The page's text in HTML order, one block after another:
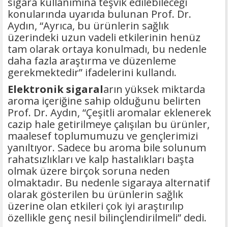
konularında uyarıda bulunan Prof. Dr.
Aydın, “Ayrıca, bu ürünlerin sağlık
üzerindeki uzun vadeli etkilerinin henüz
tam olarak ortaya konulmadı, bu nedenle
daha fazla araştırma ve düzenleme
gerekmektedir” ifadelerini kullandı.
Elektronik sigaraların yüksek miktarda
aroma içeriğine sahip olduğunu belirten
Prof. Dr. Aydın, “Çeşitli aromalar eklenerek
cazip hale getirilmeye çalışılan bu ürünler,
maalesef toplumumuzu ve gençlerimizi
yanıltıyor. Sadece bu aroma bile solunum
rahatsızlıkları ve kalp hastalıkları başta
olmak üzere birçok soruna neden
olmaktadır. Bu nedenle sigaraya alternatif
olarak gösterilen bu ürünlerin sağlık
üzerine olan etkileri çok iyi araştırılıp
özellikle genç nesil bilinçlendirilmeli” dedi.